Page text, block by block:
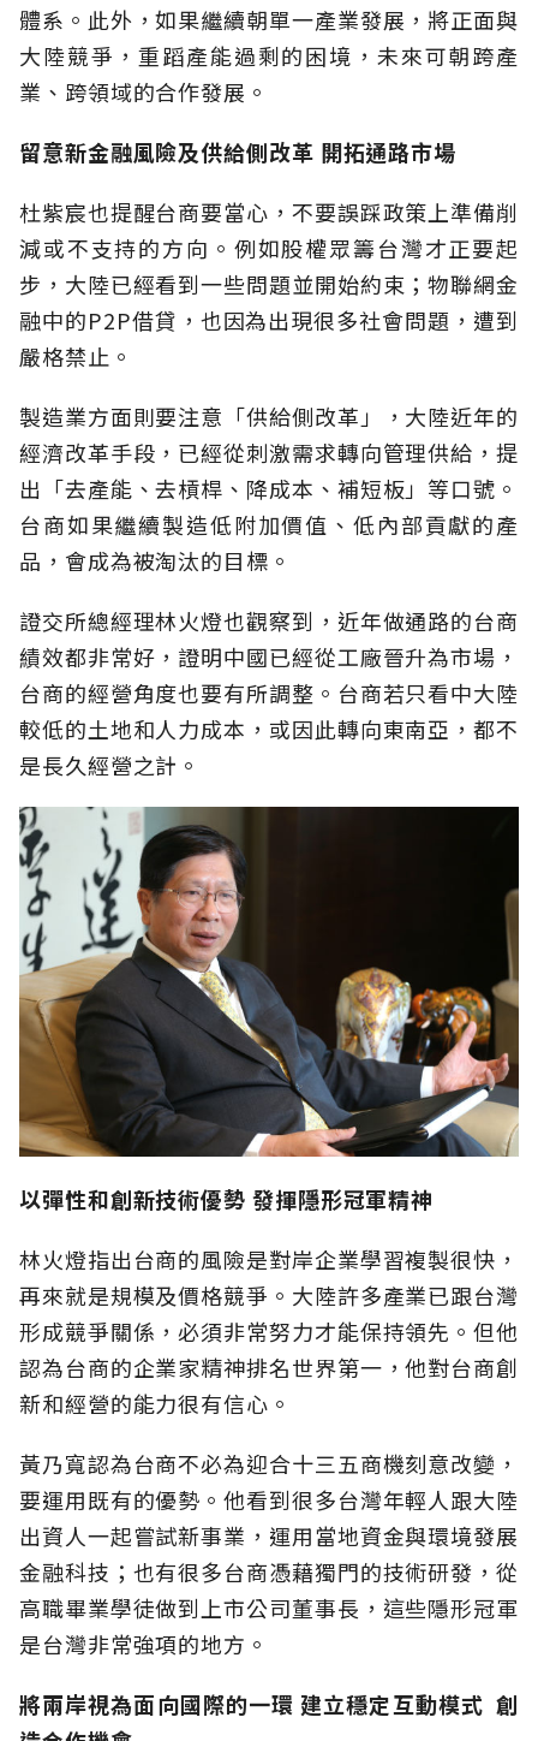
體系。此外，如果繼續朝單一產業發展，將正面與
大陸競爭，重蹈產能過剩的困境，未來可朝跨產
業、跨領域的合作發展。
留意新金融風險及供給側改革 開拓通路市場
杜紫宸也提醒台商要當心，不要誤踩政策上準備削
減或不支持的方向。例如股權眾籌台灣才正要起
步，大陸已經看到一些問題並開始約束；物聯網金
融中的P2P借貸，也因為出現很多社會問題，遭到
嚴格禁止。
製造業方面則要注意「供給側改革」，大陸近年的
經濟改革手段，已經從刺激需求轉向管理供給，提
出「去產能、去槓桿、降成本、補短板」等口號。
台商如果繼續製造低附加價值、低內部貢獻的產
品，會成為被淘汰的目標。
證交所總經理林火燈也觀察到，近年做通路的台商
績效都非常好，證明中國已經從工廠晉升為市場，
台商的經營角度也要有所調整。台商若只看中大陸
較低的土地和人力成本，或因此轉向東南亞，都不
是長久經營之計。
以彈性和創新技術優勢 發揮隱形冠軍精神
林火燈指出台商的風險是對岸企業學習複製很快，
再來就是規模及價格競爭。大陸許多產業已跟台灣
形成競爭關係，必須非常努力才能保持領先。但他
認為台商的企業家精神排名世界第一，他對台商創
新和經營的能力很有信心。
黃乃寬認為台商不必為迎合十三五商機刻意改變，
要運用既有的優勢。他看到很多台灣年輕人跟大陸
出資人一起嘗試新事業，運用當地資金與環境發展
金融科技；也有很多台商憑藉獨門的技術研發，從
高職畢業學徒做到上市公司董事長，這些隱形冠軍
是台灣非常強項的地方。
將兩岸視為面向國際的一環 建立穩定互動模式 創